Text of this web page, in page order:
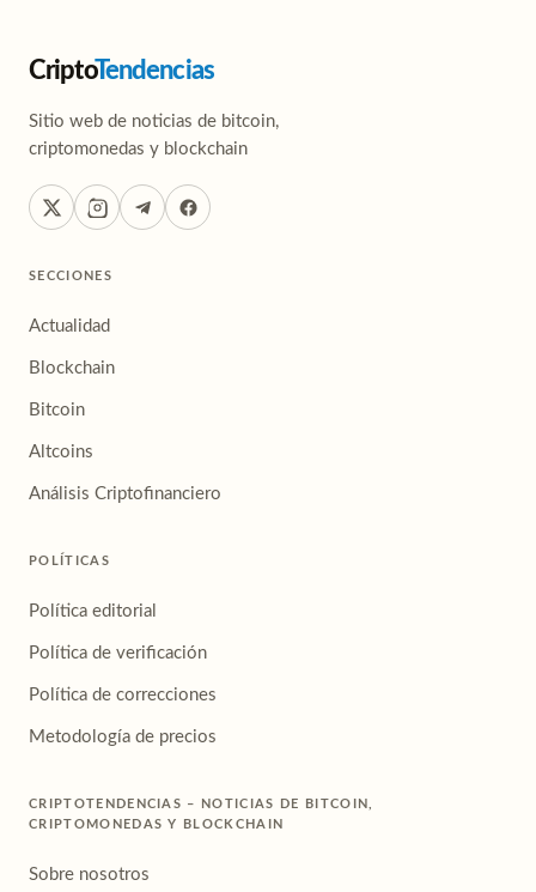
CriptoTendencias
Sitio web de noticias de bitcoin,
criptomonedas y blockchain
SECCIONES
Actualidad
Blockchain
Bitcoin
Altcoins
Análisis Criptofinanciero
POLÍTICAS
Política editorial
Política de verificación
Política de correcciones
Metodología de precios
CRIPTOTENDENCIAS – NOTICIAS DE BITCOIN,
CRIPTOMONEDAS Y BLOCKCHAIN
Sobre nosotros